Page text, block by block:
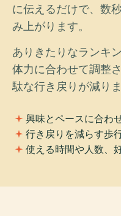
に伝えるだけで、数
み上がります。
ありきたりなランキ
体力に合わせて調整
駄な行き戻りが減りま
興味とペースに合わ
行き戻りを減らす歩
使える時間や人数、